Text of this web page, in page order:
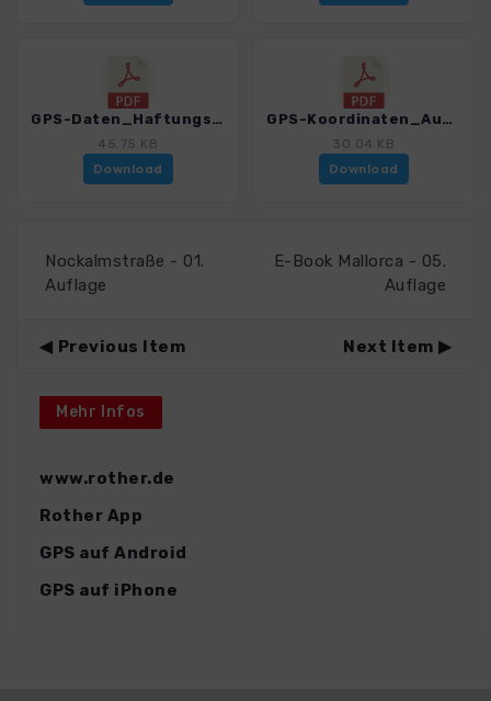
GPS-Daten_Haftungsausschluss-Nutzungsbedingungen_WF_Baskenland_0252_1.pdf
45.75 KB
Download
GPS-Koordinaten_Ausgangspunkte_WF_Baskenland_0252_1.pdf
30.04 KB
Download
Nockalmstraße - 01.
Auflage
E-Book Mallorca - 05.
Auflage
Previous Item Next Item
Mehr Infos
www.rother.de
Rother App
GPS auf Android
GPS auf iPhone